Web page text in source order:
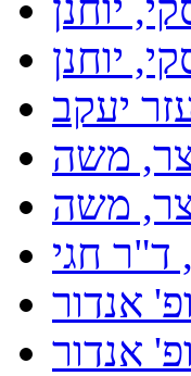
יוחנן
יעקב
משה
משה
ד"ר חגי
אנדור
אנדור